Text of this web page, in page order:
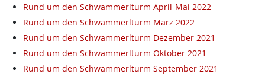
Rund um den Schwammerlturm April-Mai 2022
Rund um den Schwammerlturm März 2022
Rund um den Schwammerlturm Dezember 2021
Rund um den Schwammerlturm Oktober 2021
Rund um den Schwammerlturm September 2021